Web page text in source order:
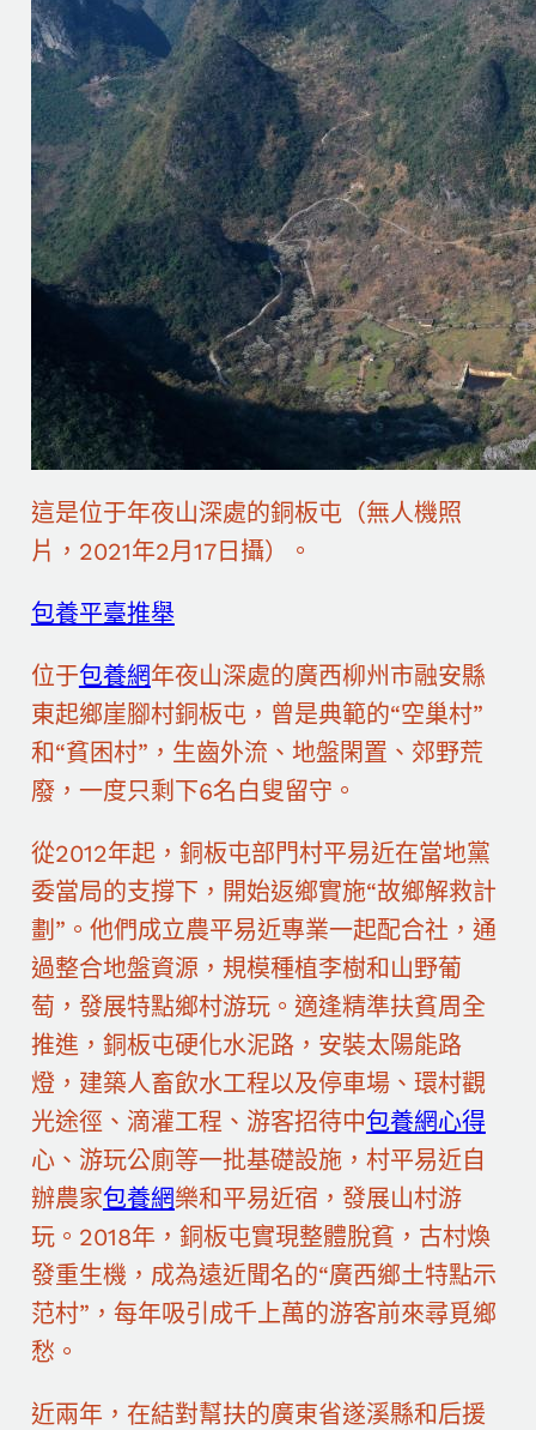
這是位于年夜山深處的銅板屯（無人機照
片，2021年2月17日攝）。
包養平臺推舉
位于包養網年夜山深處的廣西柳州市融安縣
東起鄉崖腳村銅板屯，曾是典範的“空巢村”
和“貧困村”，生齒外流、地盤閑置、郊野荒
廢，一度只剩下6名白叟留守。
從2012年起，銅板屯部門村平易近在當地黨
委當局的支撐下，開始返鄉實施“故鄉解救計
劃”。他們成立農平易近專業一起配合社，通
過整合地盤資源，規模種植李樹和山野葡
萄，發展特點鄉村游玩。適逢精準扶貧周全
推進，銅板屯硬化水泥路，安裝太陽能路
燈，建築人畜飲水工程以及停車場、環村觀
光途徑、滴灌工程、游客招待中包養網心得
心、游玩公廁等一批基礎設施，村平易近自
辦農家包養網樂和平易近宿，發展山村游
玩。2018年，銅板屯實現整體脫貧，古村煥
發重生機，成為遠近聞名的“廣西鄉土特點示
范村”，每年吸引成千上萬的游客前來尋覓鄉
愁。
近兩年，在結對幫扶的廣東省遂溪縣和后援